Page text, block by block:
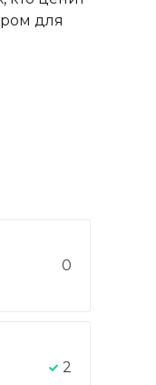
для
0
2